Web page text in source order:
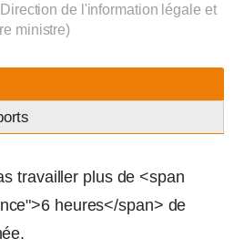
de l'information légale et
ministre)
travailler plus de <span
heures</span> de